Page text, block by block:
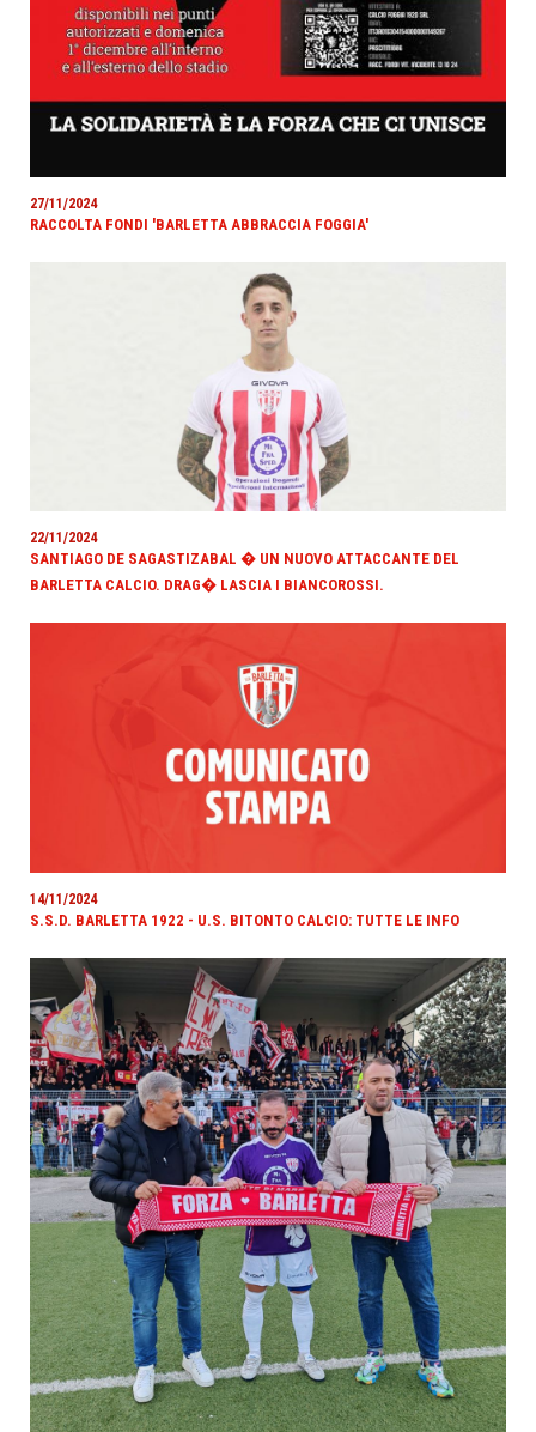
27/11/2024
RACCOLTA FONDI 'BARLETTA ABBRACCIA FOGGIA'
22/11/2024
SANTIAGO DE SAGASTIZABAL � UN NUOVO ATTACCANTE DEL
BARLETTA CALCIO. DRAG� LASCIA I BIANCOROSSI.
14/11/2024
S.S.D. BARLETTA 1922 - U.S. BITONTO CALCIO: TUTTE LE INFO